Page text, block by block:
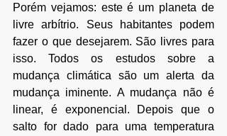
Porém vejamos: este é um planeta de
livre arbítrio. Seus habitantes podem
fazer o que desejarem. São livres para
isso. Todos os estudos sobre a
mudança climática são um alerta da
mudança iminente. A mudança não é
linear, é exponencial. Depois que o
salto for dado para uma temperatura